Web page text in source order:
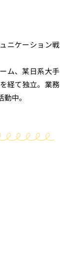
ニケーション戦
ム、某日系大手
経て独立。業務
中。